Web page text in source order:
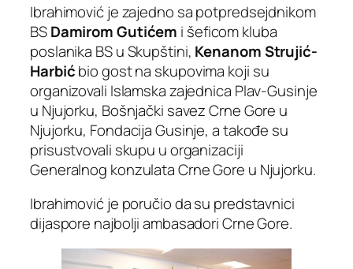
Ibrahimović je zajedno sa potpredsejdnikom
BSDamirom Gutićem i šeficom kluba
poslanika BS u Skupštini, Kenanom Strujić-
Harbićbio gost na skupovima koji su
organizovali Islamska zajednica Plav-Gusinje
u Njujorku, Bošnjački savez Crne Gore u
Njujorku, Fondacija Gusinje, a takođe su
prisustvovali skupu u organizaciji
Generalnog konzulata Crne Gore u Njujorku.
Ibrahimović je poručio da su predstavnici
dijaspore najbolji ambasadori Crne Gore.